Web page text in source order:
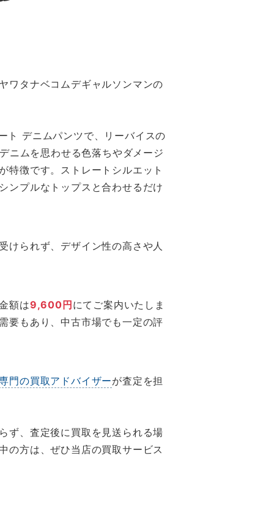
ワタナベコムデギャルソンマンの
デニムパンツで、リーバイスの
ニムを思わせる色落ちやダメージ
特徴です。ストレートシルエット
ンプルなトップスと合わせるだけ
けられず、デザイン性の高さや人
額は9,600円 にてご案内いたしま
要もあり、中古市場でも一定の評
門の買取アドバイザーが査定を担
ず、査定後に買取を見送られる場
の方は、ぜひ当店の買取サービス